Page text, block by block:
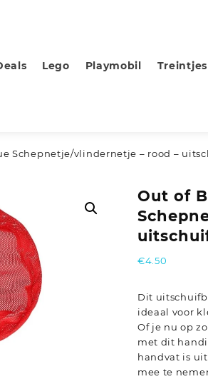
Lego Playmobil Treintjes
Schepnetje/vlindernetje – rood –
Out of
€4.50
Dit
ideaal voor
Of je nu op
met dit
handvat is
mee te